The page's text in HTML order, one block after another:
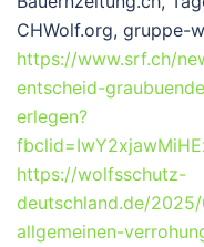
CHWolf.org, gruppe-
https://www.srf.ch/
entscheid-
erlegen?
https://wolfsschutz-
deutschland.de/
allgemeinen-